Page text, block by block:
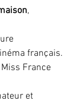
,
français.
Miss France
et